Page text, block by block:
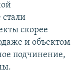
скорее
и объектом
подчинение,